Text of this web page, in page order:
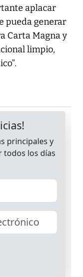
aplacar
pueda generar
Carta Magna y
limpio,